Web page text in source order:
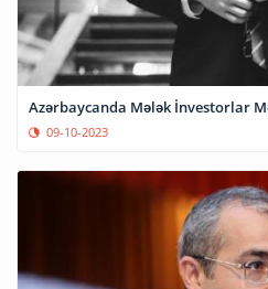
Azərbaycanda Mələk İnvestorlar
09-10-2023